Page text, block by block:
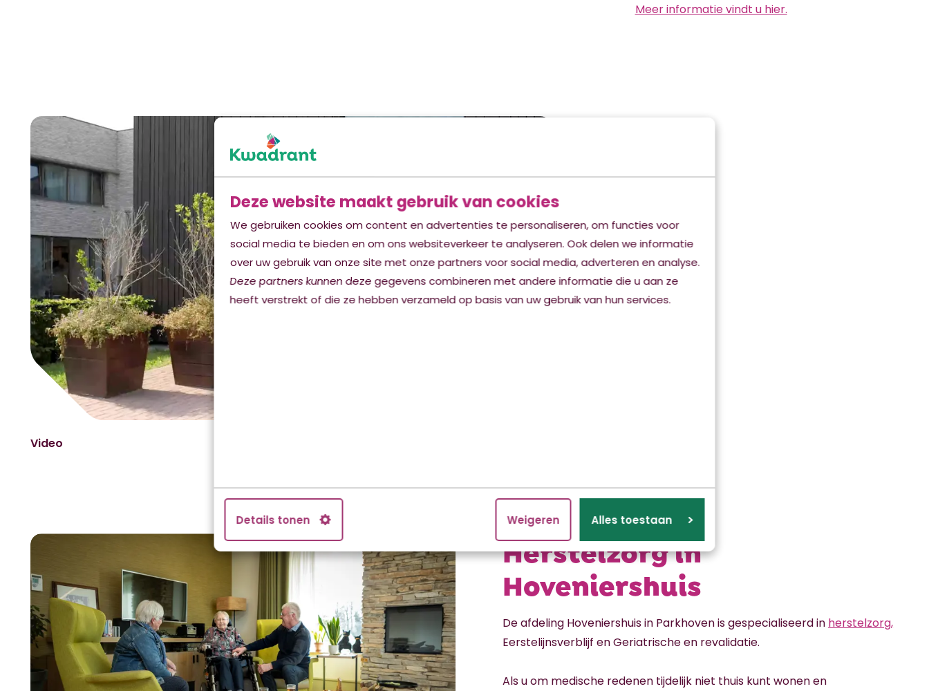
Deze website maakt gebruik van cookies
We gebruiken cookies om content en advertenties te personaliseren, om functies voor
social media te bieden en om ons websiteverkeer te analyseren. Ook delen we informatie
over uw gebruik van onze site met onze partners voor social media, adverteren en analyse.
Deze partners kunnen deze gegevens combineren met andere informatie die u aan ze
heeft verstrekt of die ze hebben verzameld op basis van uw gebruik van hun services.
Details tonen Weigeren Alles toestaan
Meer informatie vindt u hier.
Video
Herstelzorg in
Hoveniershuis
De afdeling Hoveniershuis in Parkhoven is gespecialiseerd in herstelzorg,
Eerstelijnsverblijf en Geriatrische en revalidatie.
Als u om medische redenen tijdelijk niet thuis kunt wonen en